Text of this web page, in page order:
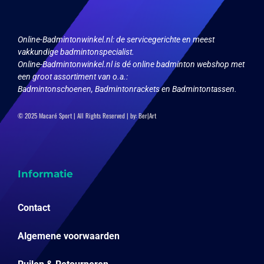
productpagina
Online-Badmintonwinkel.nl:de servicegerichte en meest
vakkundige badmintonspecialist.
Online-Badmintonwinkel.nl is dé online badminton webshop met
een groot assortiment van o.a.:
Badmintonschoenen, Badmintonrackets en Badmintontassen.
© 2025 Macaré Sport | All Rights Reserved | by:Ber|Art
Informatie
Contact
Algemene voorwaarden